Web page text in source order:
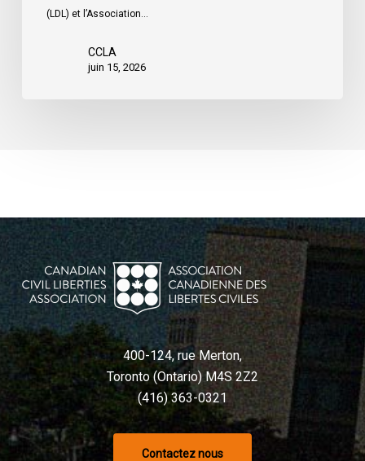
(LDL) et l’Association…
CCLA
juin 15, 2026
400-124, rue Merton,
Toronto (Ontario) M4S 2Z2
(416) 363-0321
Contactez nous